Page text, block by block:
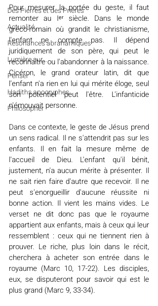
Des Pierres et des Prières
Actualité
Résonances abrahamiques
Lumière sur...
Penser
Hadiths apocryphes
Philosopher
Pour mesurer la portée du geste, il faut
remonter au Iᵉʳ siècle. Dans le monde
gréco-romain où grandit le christianisme,
l'enfant ne compte pas. Il dépend
juridiquement de son père, qui peut le
reconnaître ou l'abandonner à la naissance.
Cicéron, le grand orateur latin, dit que
l'enfant n'a rien en lui qui mérite éloge, seul
son potentiel peut l'être. L'infanticide
n'émouvait personne.
Dans ce contexte, le geste de Jésus prend
un sens radical. Il ne s'attendrit pas sur les
enfants. Il en fait la mesure même de
l'accueil de Dieu. L'enfant qu'il bénit,
justement, n'a aucun mérite à présenter. Il
ne sait rien faire d'autre que recevoir. Il ne
peut s'enorgueillir d'aucune réussite ni
bonne action. Il vient les mains vides. Le
verset ne dit donc pas que le royaume
appartient aux enfants, mais à ceux qui leur
ressemblent : ceux qui ne tiennent rien à
prouver. Le riche, plus loin dans le récit,
cherchera à acheter son entrée dans le
royaume (Marc 10, 17-22). Les disciples,
eux, se disputeront pour savoir qui est le
plus grand (Marc 9, 33-34).